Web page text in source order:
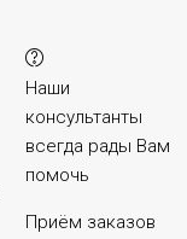
Наши
консультанты
всегда рады Вам
помочь
Приём заказов